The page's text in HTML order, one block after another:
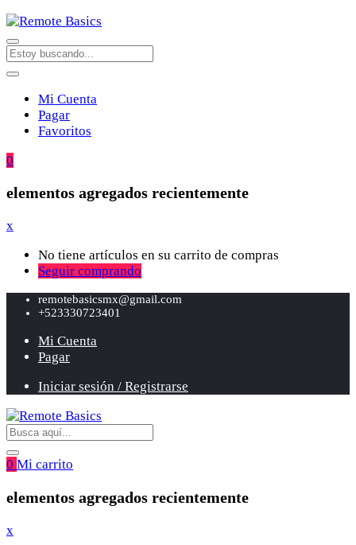
Mi Cuenta
Pagar
Favoritos
0
elementos agregados recientemente
x
No tiene artículos en su carrito de compras
Seguir comprando
remotebasicsmx@gmail.com
+523330723401
Mi Cuenta
Pagar
Iniciar sesión / Registrarse
0 Mi carrito
elementos agregados recientemente
x